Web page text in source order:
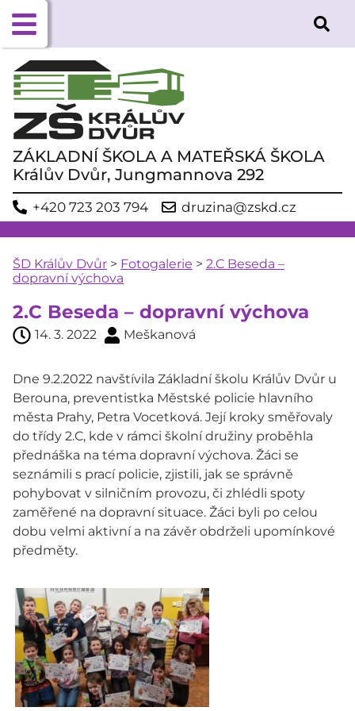
ZÁKLADNÍ ŠKOLA A MATEŘSKÁ ŠKOLA
Králův Dvůr, Jungmannova 292
+420 723 203 794 druzina@zskd.cz
ŠD Králův Dvůr > Fotogalerie > 2.C Beseda –
dopravní výchova
2.C Beseda – dopravní výchova
14. 3. 2022 Meškanová
Dne 9.2.2022 navštívila Základní školu Králův Dvůr u
Berouna, preventistka Městské policie hlavního
města Prahy, Petra Vocetková. Její kroky směřovaly
do třídy 2.C, kde v rámci školní družiny proběhla
přednáška na téma dopravní výchova. Žáci se
seznámili s prací policie, zjistili, jak se správně
pohybovat v silničním provozu, či zhlédli spoty
zaměřené na dopravní situace. Žáci byli po celou
dobu velmi aktivní a na závěr obdrželi upomínkové
předměty.